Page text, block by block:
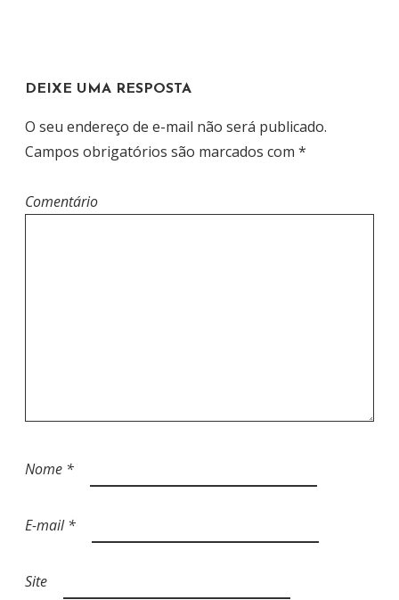
DEIXE UMA RESPOSTA
O seu endereço de e-mail não será publicado.
Campos obrigatórios são marcados com *
Comentário
Nome *
E-mail*
Site